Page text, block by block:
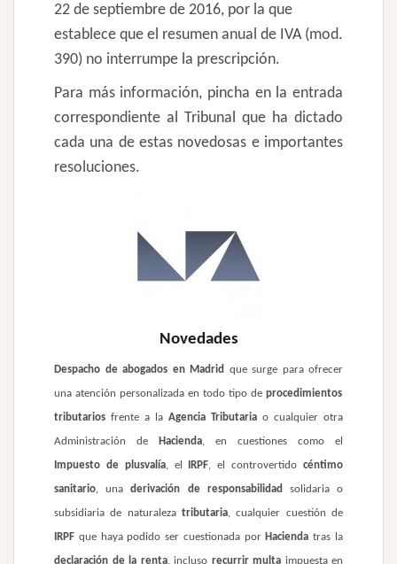
22 de septiembre de 2016, por la que
establece que el resumen anual de IVA (mod.
390) no interrumpe la prescripción.
Para más información, pincha en la entrada
correspondiente al Tribunal que ha dictado
cada una de estas novedosas e importantes
resoluciones.
Novedades
Despacho de abogados en Madrid que surge para ofrecer
una atención personalizada en todo tipo de procedimientos
tributarios frente a la Agencia Tributaria o cualquier otra
Administración de Hacienda, en cuestiones como el
Impuesto de plusvalía, el IRPF, el controvertidocéntimo
sanitario, unaderivación de responsabilidad solidaria o
subsidiaria de naturaleza tributaria, cualquier cuestión de
IRPF que haya podido ser cuestionada por Hacienda tras la
declaración de la renta, incluso recurrir multa impuesta en